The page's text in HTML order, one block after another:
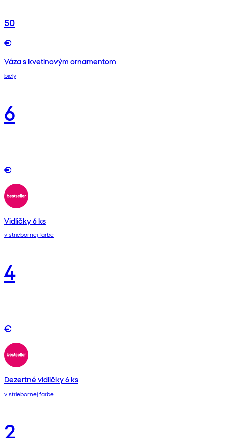
50
€
Váza s kvetinovým ornamentom
biely
6
€
Vidličky 6 ks
v striebornej farbe
4
€
Dezertné vidličky 6 ks
v striebornej farbe
2